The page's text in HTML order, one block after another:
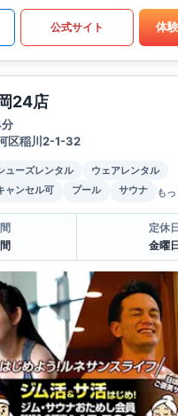
公式サイト 体
24店
区稲川2-1-32
ューズレンタル
ウェアレンタル
ャンセル可 プール サウナ も
定休日
金曜